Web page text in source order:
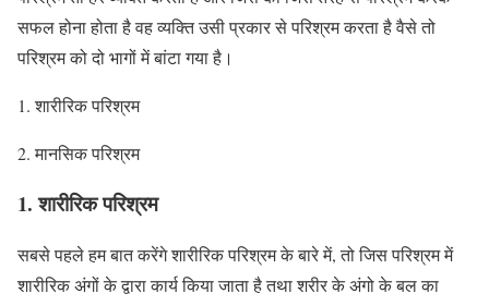
सफल होना होता है वह व्यक्ति उसी प्रकार से परिश्रम करता है वैसे तो
परिश्रम को दो भागों में बांटा गया है।
1. शारीरिक परिश्रम
2. मानसिक परिश्रम
1. शारीरिक परिश्रम
सबसे पहले हम बात करेंगे शारीरिक परिश्रम के बारे में, तो जिस परिश्रम में
शारीरिक अंगों के द्वारा कार्य किया जाता है तथा शरीर के अंगो के बल का